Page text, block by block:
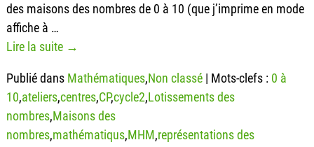
des maisons des nombres de 0 à 10 (que j’imprime en mode
affiche à …
Lire la suite →
Publié dans Mathématiques,Non classé| Mots-clefs : 0 à
10,ateliers,centres,CP,cycle2,Lotissements des
nombres,Maisons des
nombres,mathématiqus,MHM,représentations des